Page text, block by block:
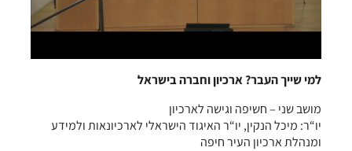
למי שייך העבר? ארכיון וחברה בישראל
מושב שני – חשיפה וגישה לארכיון
יו“ר: מיכל הנקין, יו“ר האיגוד הישראלי לארכיונאות ולמידע
ומנהלת ארכיון העיר חיפה